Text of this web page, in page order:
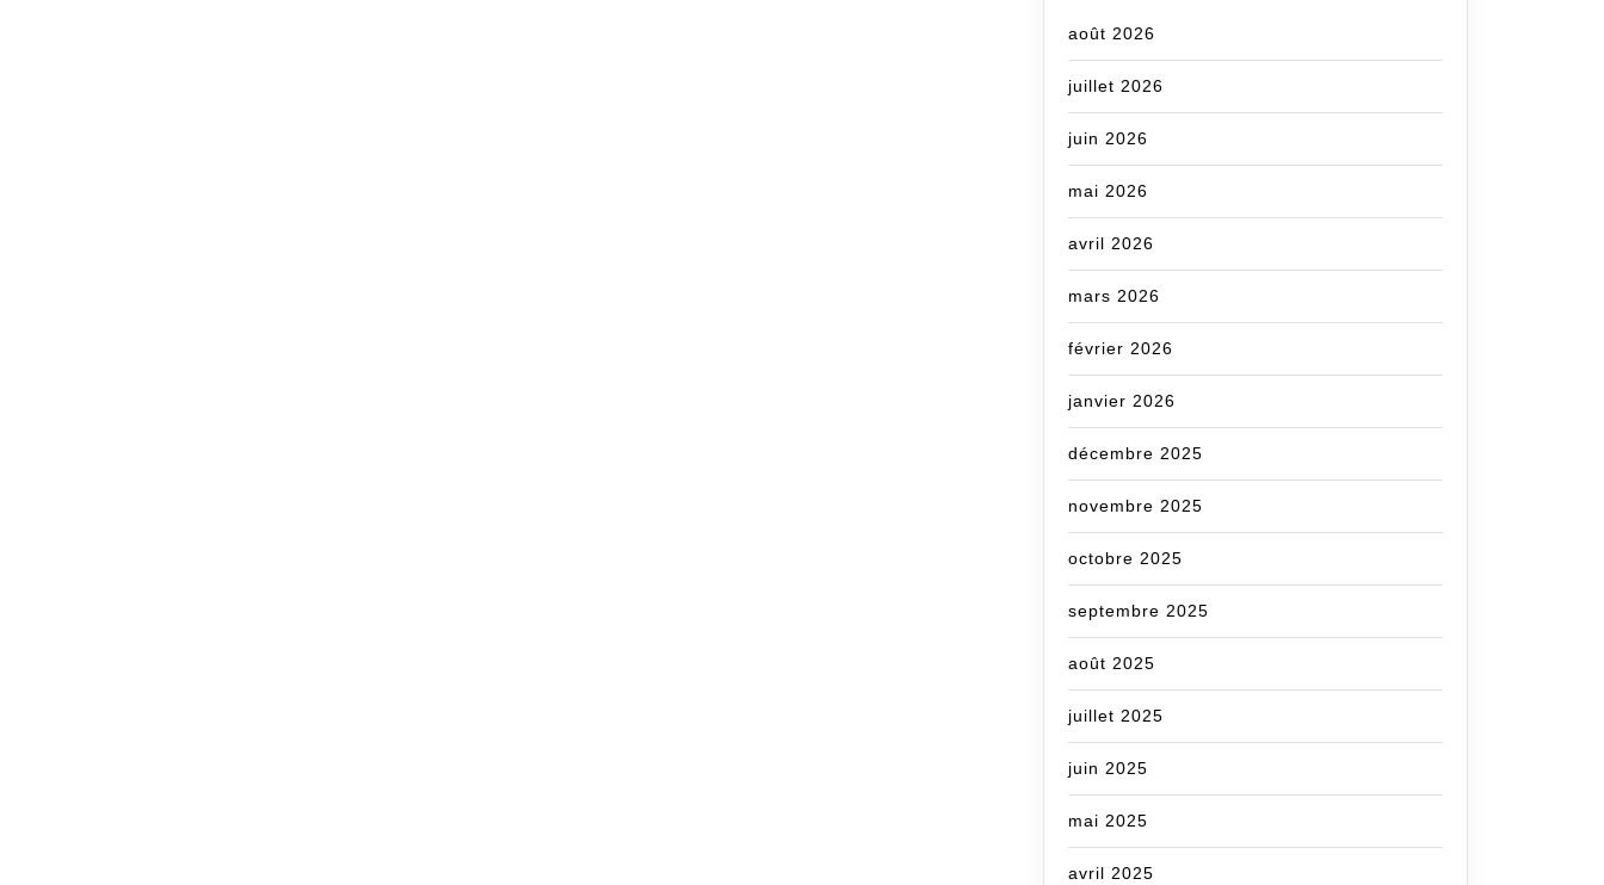
août 2026
juillet 2026
juin 2026
mai 2026
avril 2026
mars 2026
février 2026
janvier 2026
décembre 2025
novembre 2025
octobre 2025
septembre 2025
août 2025
juillet 2025
juin 2025
mai 2025
avril 2025